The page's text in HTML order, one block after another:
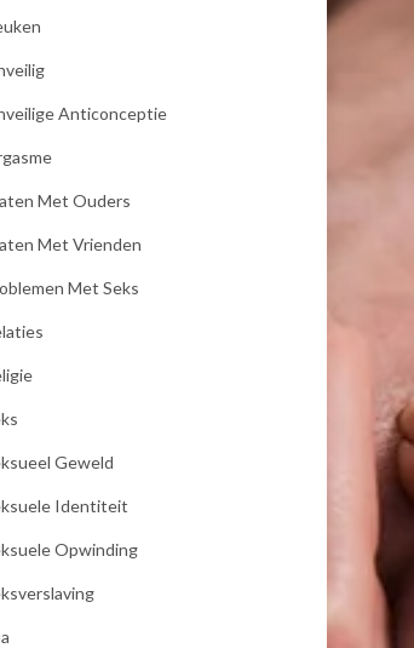
20
Op 17 augustus was het de
deze dag staan we eigenlijk
Anticonceptie
Met Ouders
Met Vrienden
Met Seks
Geweld
Identiteit
Opwinding